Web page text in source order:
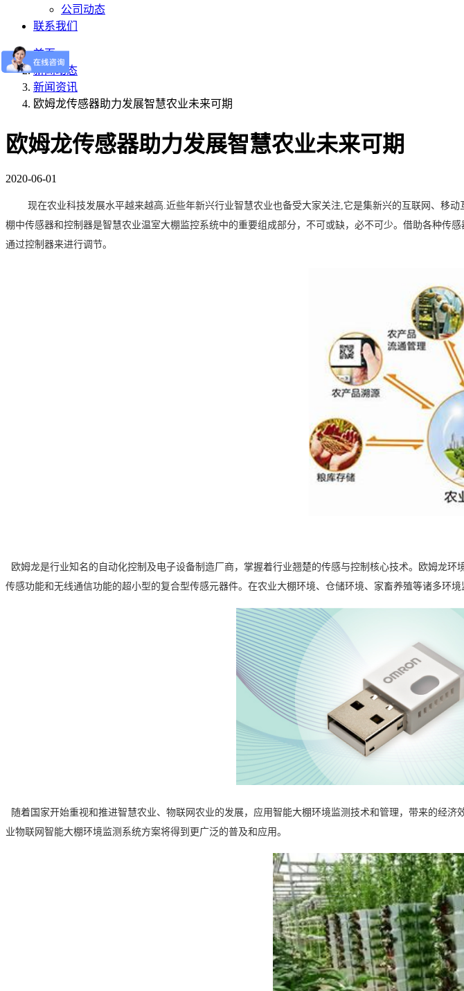
公司动态
联系我们
首页
新闻动态
新闻资讯
欧姆龙传感器助力发展智慧农业未来可期
欧姆龙传感器助力发展智慧农业未来可期
2020-06-01
现在农业科技发展水平越来越高.近些年新兴行业智慧农业也备受大家关注,它是集新兴的互联网、移动
棚中传感器和控制器是智慧农业温室大棚监控系统中的重要组成部分，不可或缺，必不可少。借助各种
通过控制器来进行调节。
欧姆龙是行业知名的自动化控制及电子设备制造厂商，掌握着行业翘楚的传感与控制核心技术。欧姆龙环
传感功能和无线通信功能的超小型的复合型传感元器件。在农业大棚环境、仓储环境、家畜养殖等诸多环境
随着国家开始重视和推进智慧农业、物联网农业的发展，应用智能大棚环境监测技术和管理，带来的经
业物联网智能大棚环境监测系统方案将得到更广泛的普及和应用。